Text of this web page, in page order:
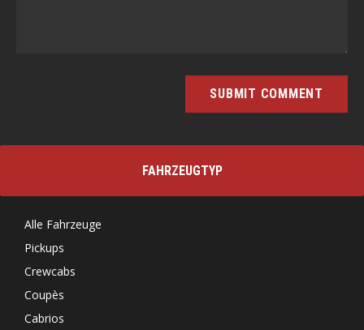
FAHRZEUGTYP
Alle Fahrzeuge
Pickups
Crewcabs
Coupès
Cabrios